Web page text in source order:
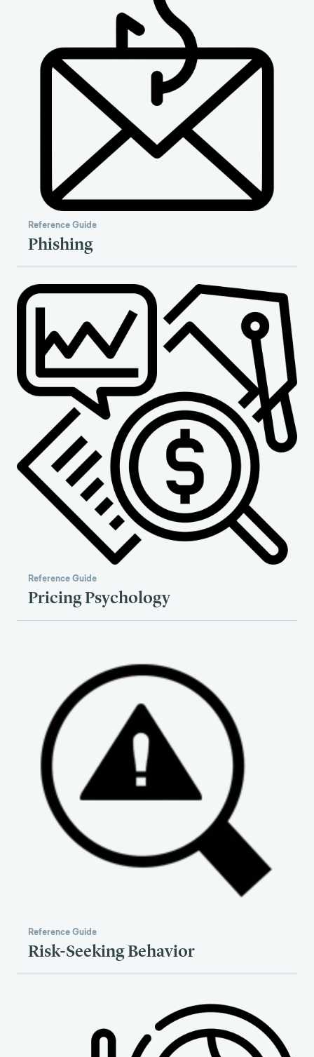
Reference Guide
Phishing
Reference Guide
Pricing Psychology
Reference Guide
Risk-Seeking Behavior